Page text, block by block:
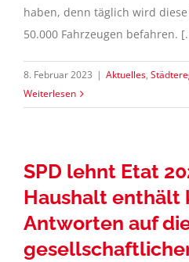
haben, denn täglich wird
50.000 Fahrzeugen befahren.
8. Februar 2023 | Aktuelles,
Weiterlesen
SPD lehnt Etat
Haushalt enthält
Antworten auf